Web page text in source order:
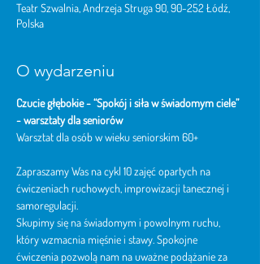
Teatr Szwalnia, Andrzeja Struga 90, 90-252 Łódź,
Polska
O wydarzeniu
Czucie głębokie - “Spokój i siła w świadomym ciele”
- warsztaty dla seniorów
Warsztat dla osób w wieku seniorskim 60+
Zapraszamy Was na cykl 10 zajęć opartych na
ćwiczeniach ruchowych, improwizacji tanecznej i
samoregulacji.
Skupimy się na świadomym i powolnym ruchu,
który wzmacnia mięśnie i stawy. Spokojne
ćwiczenia pozwolą nam na uważne podążanie za